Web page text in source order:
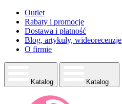
Outlet
Rabaty i promocje
Dostawa i płatność
Blog, artykuły, wideorecenzje
O firmie
Katalog Katalog